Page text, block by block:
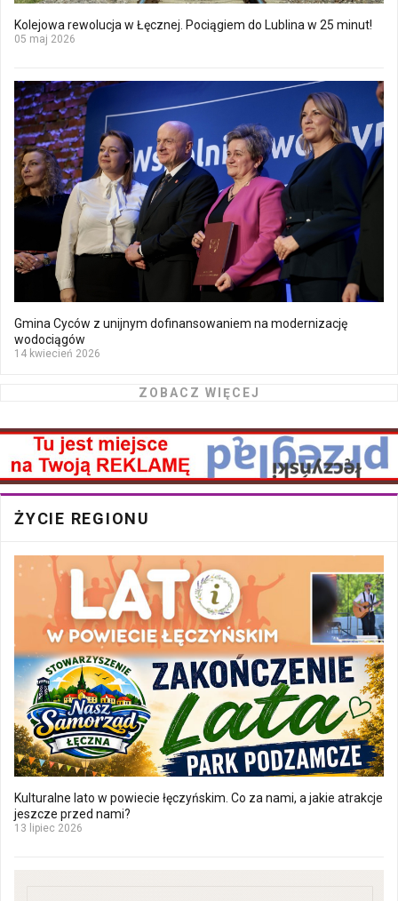
Kolejowa rewolucja w Łęcznej. Pociągiem do Lublina w 25 minut!
05 maj 2026
Gmina Cyców z unijnym dofinansowaniem na modernizację
wodociągów
14 kwiecień 2026
ZOBACZ WIĘCEJ
ŻYCIE REGIONU
Kulturalne lato w powiecie łęczyńskim. Co za nami, a jakie atrakcje
jeszcze przed nami?
13 lipiec 2026